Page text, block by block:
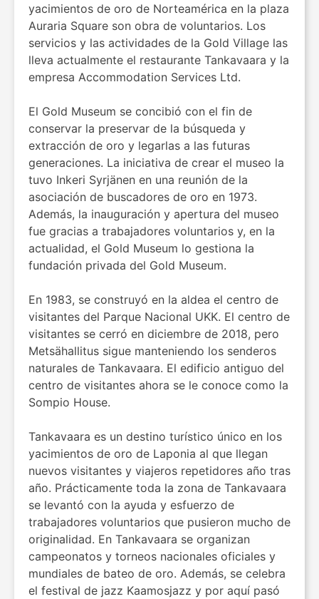
yacimientos de oro de Norteamérica en la plaza
Auraria Square son obra de voluntarios. Los
servicios y las actividades de la Gold Village las
lleva actualmente el restaurante Tankavaara y la
empresa Accommodation Services Ltd.
El Gold Museum se concibió con el fin de
conservar la preservar de la búsqueda y
extracción de oro y legarlas a las futuras
generaciones. La iniciativa de crear el museo la
tuvo Inkeri Syrjänen en una reunión de la
asociación de buscadores de oro en 1973.
Además, la inauguración y apertura del museo
fue gracias a trabajadores voluntarios y, en la
actualidad, el Gold Museum lo gestiona la
fundación privada del Gold Museum.
En 1983, se construyó en la aldea el centro de
visitantes del Parque Nacional UKK. El centro de
visitantes se cerró en diciembre de 2018, pero
Metsähallitus sigue manteniendo los senderos
naturales de Tankavaara. El edificio antiguo del
centro de visitantes ahora se le conoce como la
Sompio House.
Tankavaara es un destino turístico único en los
yacimientos de oro de Laponia al que llegan
nuevos visitantes y viajeros repetidores año tras
año. Prácticamente toda la zona de Tankavaara
se levantó con la ayuda y esfuerzo de
trabajadores voluntarios que pusieron mucho de
originalidad. En Tankavaara se organizan
campeonatos y torneos nacionales oficiales y
mundiales de bateo de oro. Además, se celebra
el festival de jazz Kaamosjazz y por aquí pasó